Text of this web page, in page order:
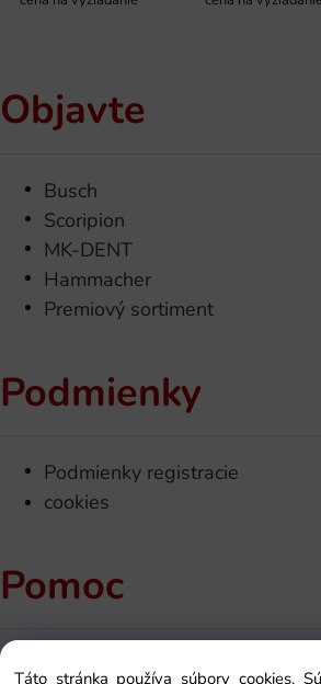
Objavte
Busch
Scoripion
MK-DENT
Hammacher
Premiový sortiment
Podmienky
Podmienky registracie
cookies
Pomoc
Kontakt
Táto stránka používa súbory cookies.